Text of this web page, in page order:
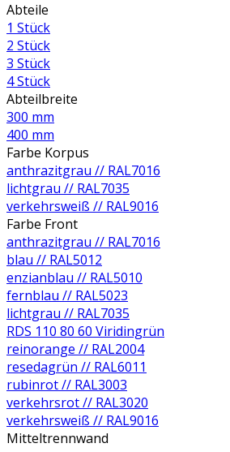
Abteile
1 Stück
2 Stück
3 Stück
4 Stück
Abteilbreite
300 mm
400 mm
Farbe Korpus
anthrazitgrau // RAL7016
lichtgrau // RAL7035
verkehrsweiß // RAL9016
Farbe Front
anthrazitgrau // RAL7016
blau // RAL5012
enzianblau // RAL5010
fernblau // RAL5023
lichtgrau // RAL7035
RDS 110 80 60 Viridingrün
reinorange // RAL2004
resedagrün // RAL6011
rubinrot // RAL3003
verkehrsrot // RAL3020
verkehrsweiß // RAL9016
Mitteltrennwand